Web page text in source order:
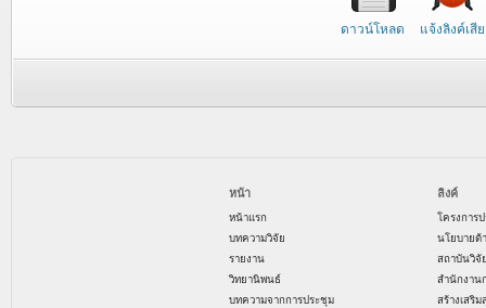
ดาวน์โหลด แจ้งลิงค์เสีย
หน้า
หน้าแรก
บทความวิจัย
รายงาน
วิทยานิพนธ์
บทความจากการประชุม
ลิงค์
โครงการ
นโยบายด้
สถาบันวิจั
สำนักงาน
สร้างเสริ